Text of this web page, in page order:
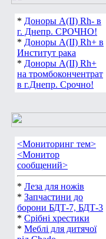
* Доноры А(ІІ) Rh- в
г. Днепр. СРОЧНО!
* Доноры А(ІІ) Rh+ в
Институт рака
* Доноры А(ІІ) Rh+
на тромбокончентрат
в г.Днепр. Срочно!
<Мониторинг тем>
<Монитор
сообщений>
* Леза для ножів
* Запчастини до
борони БДТ-7, БДТ-3
* Срібні хрестики
* Меблі для дитячої